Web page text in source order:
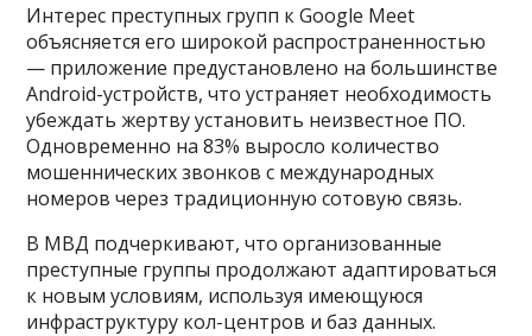
Интерес преступных групп к Google Meet
объясняется его широкой распространенностью
— приложение предустановлено на большинстве
Android-устройств, что устраняет необходимость
убеждать жертву установить неизвестное ПО.
Одновременно на 83% выросло количество
мошеннических звонков с международных
номеров через традиционную сотовую связь.
В МВД подчеркивают, что организованные
преступные группы продолжают адаптироваться
к новым условиям, используя имеющуюся
инфраструктуру кол-центров и баз данных.